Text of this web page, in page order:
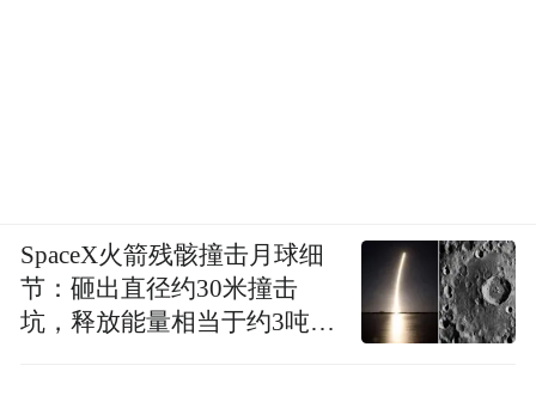
SpaceX火箭残骸撞击月球细
节：砸出直径约30米撞击
坑，释放能量相当于约3吨